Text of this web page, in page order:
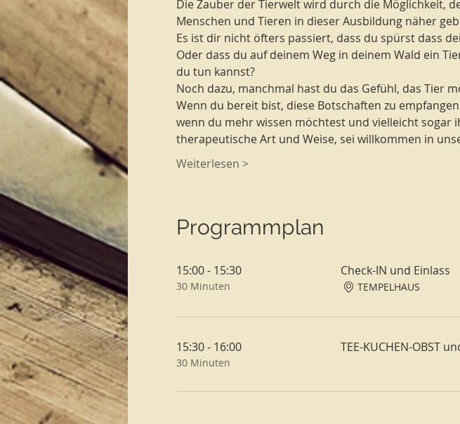
Die Zauber der Tierwelt wird durch die Möglichkeit,
Menschen und Tieren in dieser Ausbildung näher
Es ist dir nicht öfters passiert, dass du spürst dass
Oder dass du auf deinem Weg in deinem Wald ein
du tun kannst?
Noch dazu, manchmal hast du das Gefühl, das Tier
Wenn du bereit bist, diese Botschaften zu
wenn du mehr wissen möchtest und vielleicht sogar
therapeutische Art und Weise, sei willkommen in
Weiterlesen >
Programmplan
15:00 - 15:30
30 Minuten
Check-IN und Einlass
TEMPELHAUS
15:30 - 16:00
30 Minuten
TEE-KUCHEN-OBST